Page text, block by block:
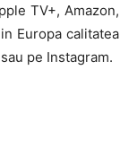
TV+, Amazon,
Europa calitatea
pe Instagram.